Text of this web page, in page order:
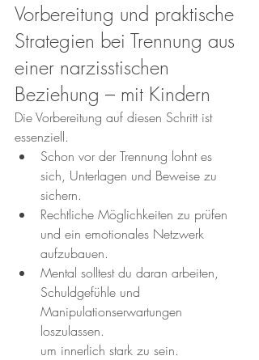
Vorbereitung und praktische
Strategien bei Trennung aus
einer narzisstischen
Beziehung – mit Kindern
Die Vorbereitung auf diesen Schritt ist
essenziell.
Schon vor der Trennung lohnt es
sich, Unterlagen und Beweise zu
sichern.
Rechtliche Möglichkeiten zu prüfen
und ein emotionales Netzwerk
aufzubauen.
Mental solltest du daran arbeiten,
Schuldgefühle und
Manipulationserwartungen
loszulassen.
um innerlich stark zu sein.